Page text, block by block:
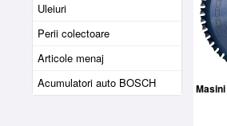
Uleiuri
Perii colectoare
Articole menaj
Acumulatori auto BOSCH